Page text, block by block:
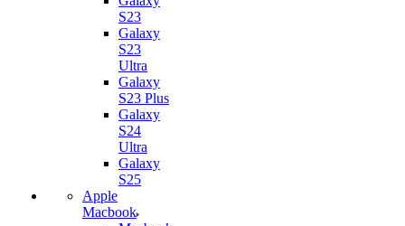
S23
Galaxy
S23
Ultra
Galaxy
S23 Plus
Galaxy
S24
Ultra
Galaxy
S25
Apple
Macbook